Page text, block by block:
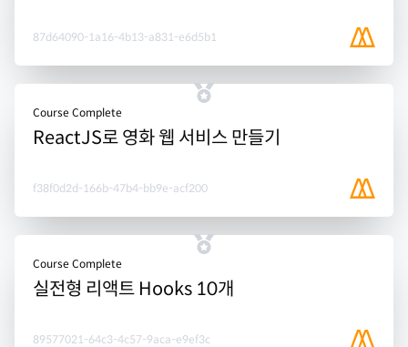
87d64090-1a16-4b13-a831-e6d5b1
Course Complete
ReactJS로 영화 웹 서비스 만들기
f38f0d2d-166b-47b4-bb9e-acf200
Course Complete
실전형 리액트 Hooks 10개
89577021-64c3-4c57-9aca-e9ef3c